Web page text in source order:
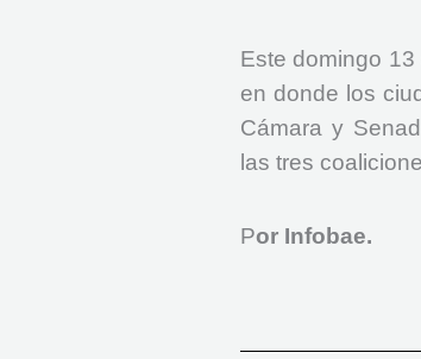
Este domingo
en donde los
Cámara y
las tres
Por Infobae.